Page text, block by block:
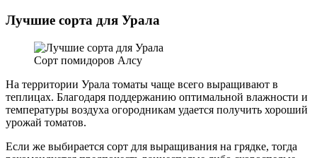
Лучшие сорта для Урала
Сорт помидоров Алсу
На территории Урала томаты чаще всего выращивают в
теплицах. Благодаря поддержанию оптимальной влажности и
температуры воздуха огородникам удается получить хороший
урожай томатов.
Если же выбирается сорт для выращивания на грядке, тогда